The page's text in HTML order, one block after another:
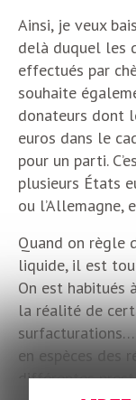
Ainsi, je veux
delà duquel les
effectués par
souhaite
donateurs dont
euros dans le
pour un parti.
plusieurs États
ou l’Allemagne,
Quand on règle
liquide, il est
On est habitués
la réalité de
surfacturations…
en espèces des
différentes